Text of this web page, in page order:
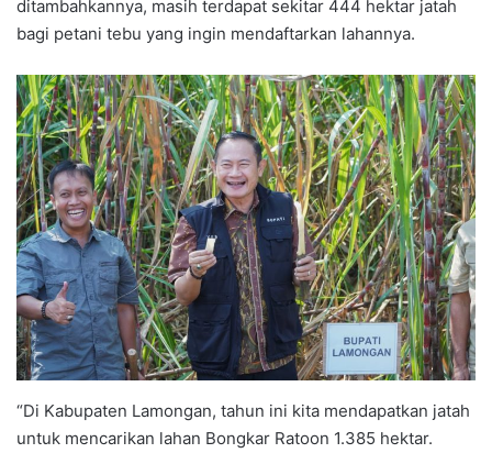
ditambahkannya, masih terdapat sekitar 444 hektar jatah
bagi petani tebu yang ingin mendaftarkan lahannya.
“Di Kabupaten Lamongan, tahun ini kita mendapatkan jatah
untuk mencarikan lahan Bongkar Ratoon 1.385 hektar.